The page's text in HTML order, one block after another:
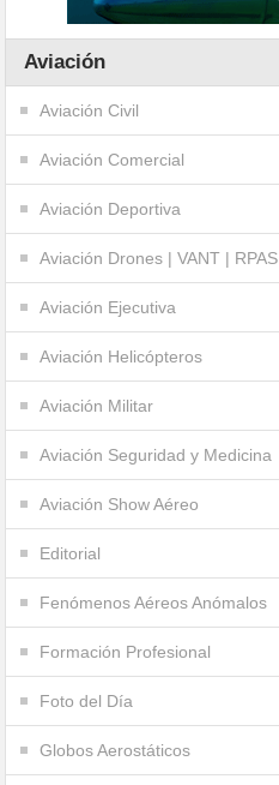
Aviación
Aviación Civil
Aviación Comercial
Aviación Deportiva
Aviación Drones | VANT | RPAS
Aviación Ejecutiva
Aviación Helicópteros
Aviación Militar
Aviación Seguridad y Medicina
Aviación Show Aéreo
Editorial
Fenómenos Aéreos Anómalos
Formación Profesional
Foto del Día
Globos Aerostáticos